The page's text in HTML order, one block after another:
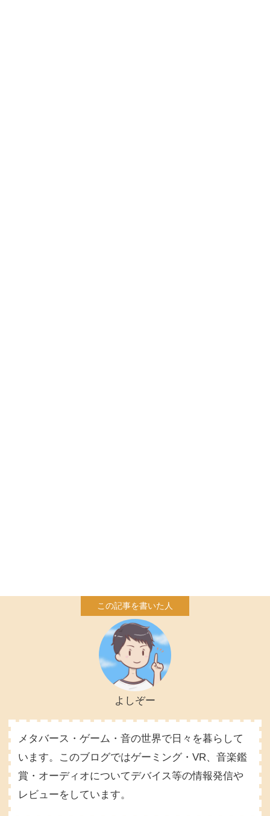
よしぞー
メタバース・ゲーム・音の世界で日々を暮らして
います。このブログではゲーミング・VR、音楽鑑
賞・オーディオについてデバイス等の情報発信や
レビューをしています。